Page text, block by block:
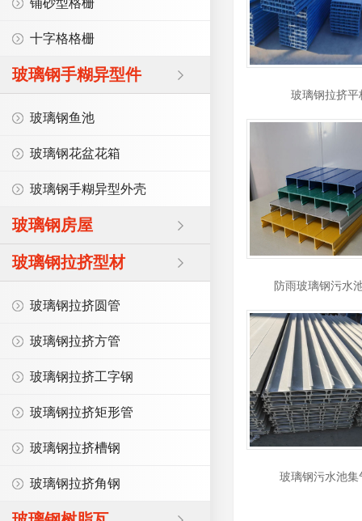
铺砂型格栅
十字格格栅
玻璃钢手糊异型件
玻璃钢鱼池
玻璃钢花盆花箱
玻璃钢手糊异型外壳
玻璃钢房屋
玻璃钢拉挤型材
玻璃钢拉挤圆管
玻璃钢拉挤方管
玻璃钢拉挤工字钢
玻璃钢拉挤矩形管
玻璃钢拉挤槽钢
玻璃钢拉挤角钢
玻璃钢拉挤平
防雨玻璃钢污水
玻璃钢污水池集